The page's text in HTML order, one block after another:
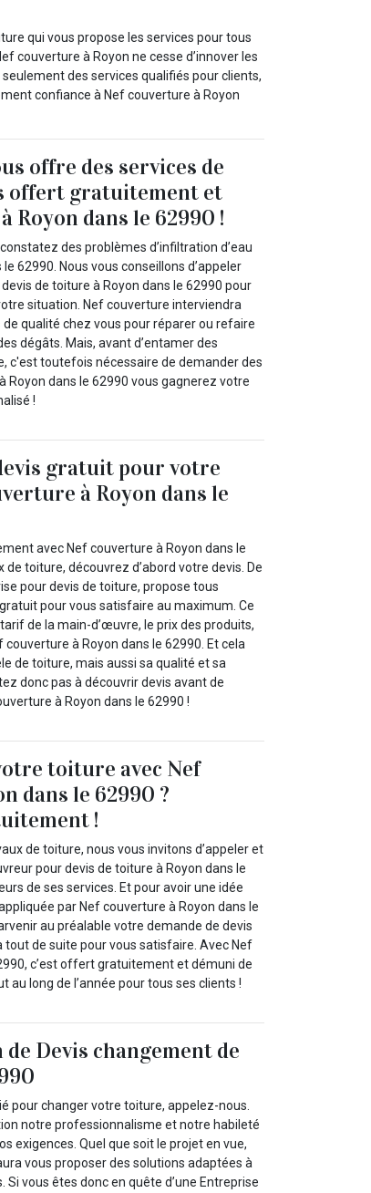
qui vous propose les services pour tous
couverture à Royon ne cesse d’innover les
des services qualifiés pour clients,
confiance à Nef couverture à Royon
offre des services de
offert gratuitement et
Royon dans le 62990 !
des problèmes d’infiltration d’eau
62990. Nous vous conseillons d’appeler
de toiture à Royon dans le 62990 pour
situation. Nef couverture interviendra
qualité chez vous pour réparer ou refaire
dégâts. Mais, avant d’entamer des
c'est toutefois nécessaire de demander des
Royon dans le 62990 vous gagnerez votre
!
gratuit pour votre
à Royon dans le
avec Nef couverture à Royon dans le
toiture, découvrez d’abord votre devis. De
pour devis de toiture, propose tous
pour vous satisfaire au maximum. Ce
de la main-d’œuvre, le prix des produits,
couverture à Royon dans le 62990. Et cela
de toiture, mais aussi sa qualité et sa
donc pas à découvrir devis avant de
à Royon dans le 62990 !
toiture avec Nef
dans le 62990 ?
!
de toiture, nous vous invitons d’appeler et
pour devis de toiture à Royon dans le
de ses services. Et pour avoir une idée
par Nef couverture à Royon dans le
au préalable votre demande de devis
de suite pour vous satisfaire. Avec Nef
c’est offert gratuitement et démuni de
long de l’année pour tous ses clients !
Devis changement de
pour changer votre toiture, appelez-nous.
notre professionnalisme et notre habileté
exigences. Quel que soit le projet en vue,
vous proposer des solutions adaptées à
vous êtes donc en quête d’une Entreprise